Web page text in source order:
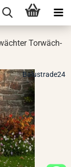
Tor­wäch­
Balustrade24